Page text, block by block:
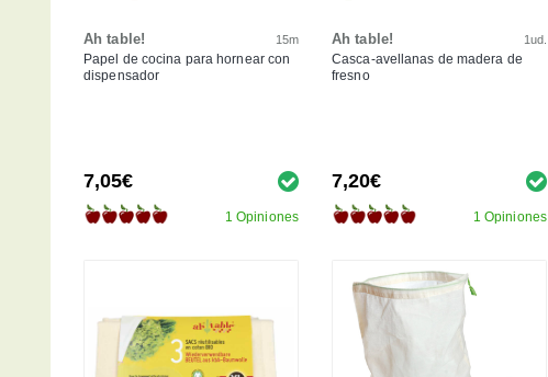
Ah table! 15m
Papel de cocina para hornear con
dispensador
7,05€
1 Opiniones
Ah table! 1ud.
Casca-avellanas de madera de
fresno
7,20€
1 Opiniones